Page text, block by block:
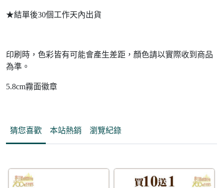
★結單後30個工作天內出貨
印刷時，色彩皆有可能會產生差距，顏色請以實際收到商品
為準。
5.8cm霧面徽章
猜您喜歡 本站熱銷 瀏覽紀錄